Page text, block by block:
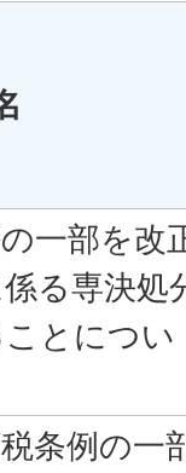
一部を改
る専決処
とについ
条例の一